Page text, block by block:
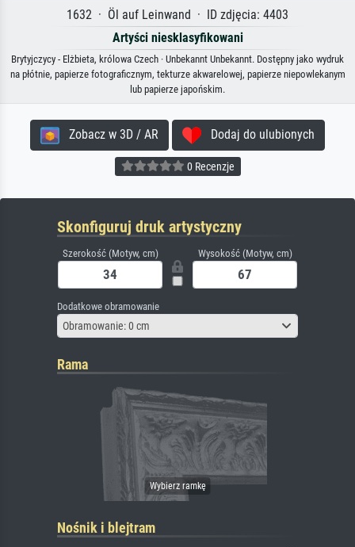
1632 · Öl auf Leinwand · ID zdjęcia: 4403
Artyści niesklasyfikowani
Brytyjczycy - Elżbieta, królowa Czech · Unbekannt Unbekannt. Dostępny jako wydruk
na płótnie, papierze fotograficznym, tekturze akwarelowej, papierze niepowlekanym
lub papierze japońskim.
Zobacz w 3D / AR Dodaj do ulubionych
0 Recenzje
Skonfiguruj druk artystyczny
Szerokość (Motyw, cm) Wysokość (Motyw, cm)
Dodatkowe obramowanie
Obramowanie: 0 cm
Rama
Nośnik i blejtram